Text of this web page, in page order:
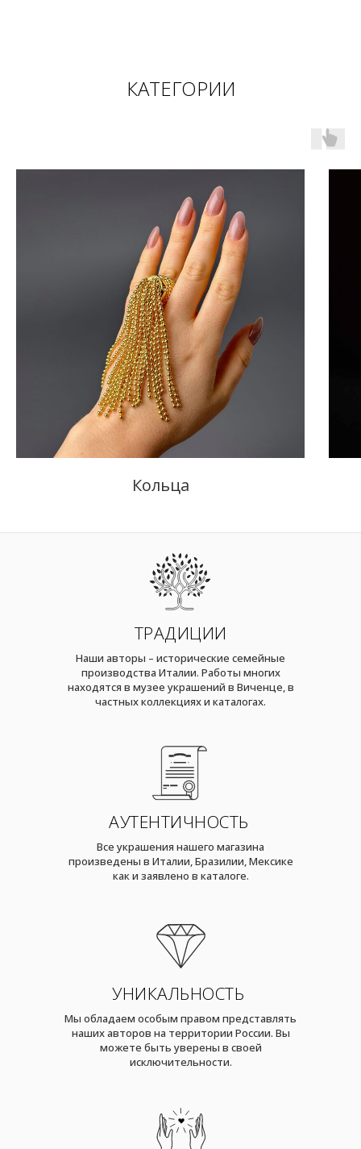
КАТЕГОРИИ
Кольца
ТРАДИЦИИ
Наши авторы – исторические семейные
производства Италии. Работы многих
находятся в музее украшений в Виченце, в
частных коллекциях и каталогах.
АУТЕНТИЧНОСТЬ
Все украшения нашего магазина
произведены в Италии, Бразилии, Мексике
как и заявлено в каталоге.
УНИКАЛЬНОСТЬ
Мы обладаем особым правом представлять
наших авторов на территории России. Вы
можете быть уверены в своей
исключительности.